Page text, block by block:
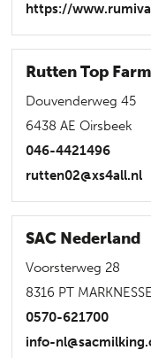
https://
Rutten Top
Douvenderweg 45
6438 AE Oirsbeek
046-4421496
rutten02@xs4all.nl
SAC Nederland
Voorsterweg 28
8316 PT MARKNESSE
0570-621700
info-